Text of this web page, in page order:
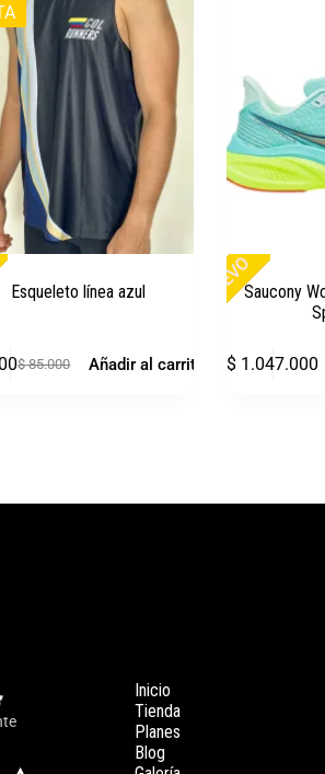
Esqueleto línea azul
$85.000 Añadir al carrito
NUEVOSaucony
$ 1.047.000
Inicio
Tienda
Planes
Blog